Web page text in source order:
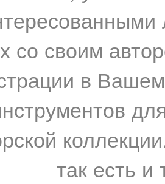
со своим
в
так есть и